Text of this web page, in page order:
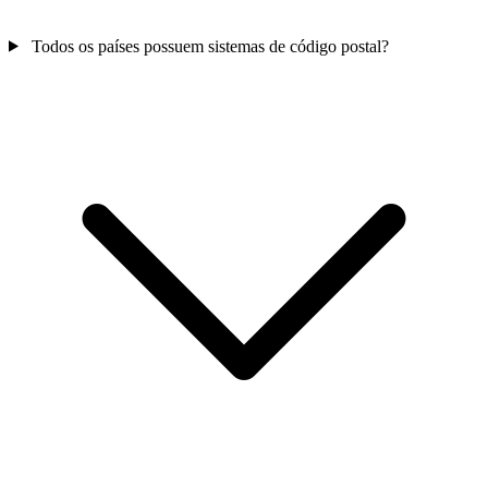
Todos os países possuem sistemas de código postal?